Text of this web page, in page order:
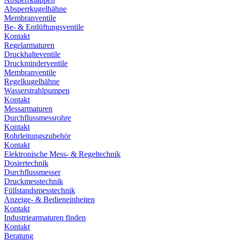
Absperrkugelhähne
Membranventile
Be- & Entlüftungsventile
Kontakt
Regelarmaturen
Druckhalteventile
Druckminderventile
Membranventile
Regelkugelhähne
Wasserstrahlpumpen
Kontakt
Messarmaturen
Durchflussmessrohre
Kontakt
Rohrleitungszubehör
Kontakt
Elektronische Mess- & Regeltechnik
Dosiertechnik
Durchflussmesser
Druckmesstechnik
Füllstandsmesstechnik
Anzeige- & Bedieneinheiten
Kontakt
Industriearmaturen finden
Kontakt
Beratung